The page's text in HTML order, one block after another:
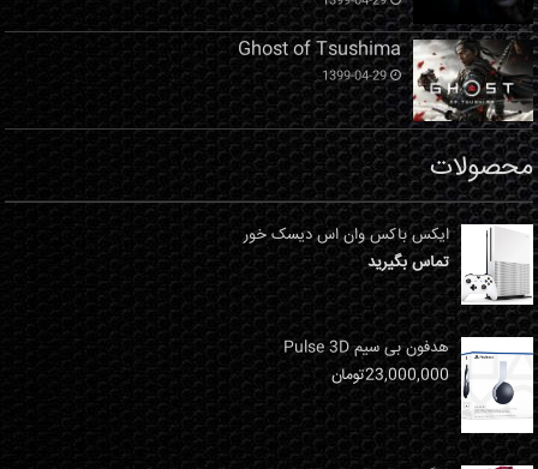
Ghost of Tsushima
1399-04-29
محصولات
ایکس باکس وان اس دیسک خور
تماس بگیرید
هدفون بی سیم Pulse 3D
23,000,000تومان